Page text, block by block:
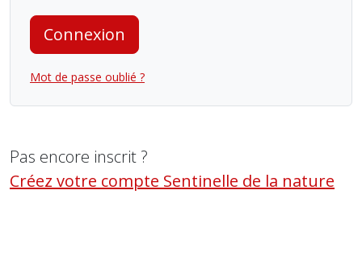
Connexion
Mot de passe oublié ?
Pas encore inscrit ?
Créez votre compte Sentinelle de la nature